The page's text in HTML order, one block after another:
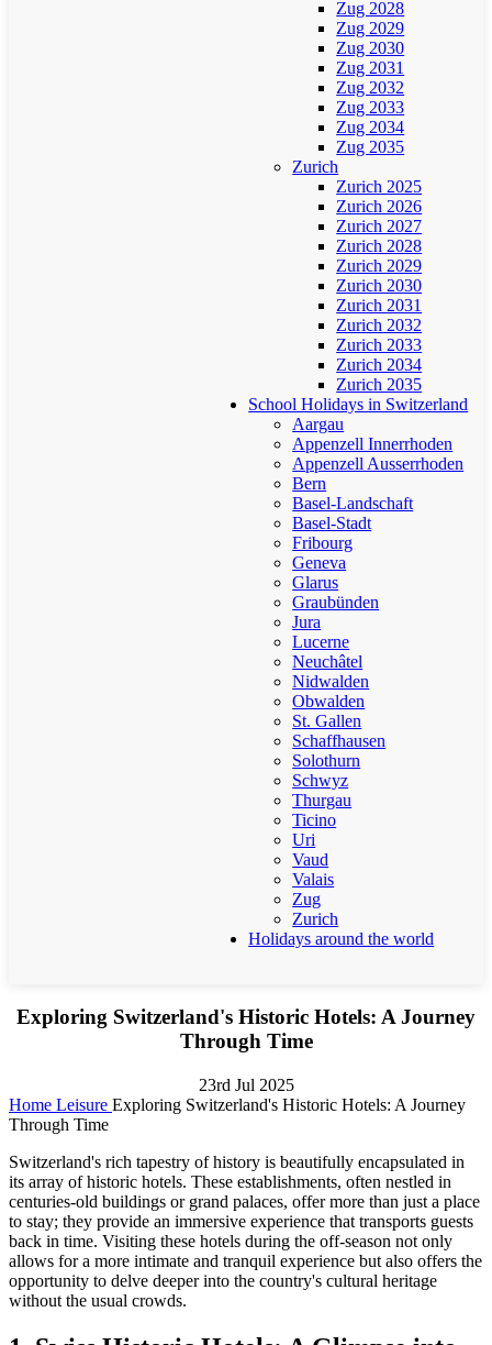
Zug 2028
Zug 2029
Zug 2030
Zug 2031
Zug 2032
Zug 2033
Zug 2034
Zug 2035
Zurich
Zurich 2025
Zurich 2026
Zurich 2027
Zurich 2028
Zurich 2029
Zurich 2030
Zurich 2031
Zurich 2032
Zurich 2033
Zurich 2034
Zurich 2035
School Holidays in Switzerland
Aargau
Appenzell Innerrhoden
Appenzell Ausserrhoden
Bern
Basel-Landschaft
Basel-Stadt
Fribourg
Geneva
Glarus
Graubünden
Jura
Lucerne
Neuchâtel
Nidwalden
Obwalden
St. Gallen
Schaffhausen
Solothurn
Schwyz
Thurgau
Ticino
Uri
Vaud
Valais
Zug
Zurich
Holidays around the world
Exploring Switzerland's Historic Hotels: A Journey
Through Time
23rd Jul 2025
Home Leisure Exploring Switzerland's Historic Hotels: A Journey
Through Time
Switzerland's rich tapestry of history is beautifully encapsulated in
its array of historic hotels. These establishments, often nestled in
centuries-old buildings or grand palaces, offer more than just a place
to stay; they provide an immersive experience that transports guests
back in time. Visiting these hotels during the off-season not only
allows for a more intimate and tranquil experience but also offers the
opportunity to delve deeper into the country's cultural heritage
without the usual crowds.